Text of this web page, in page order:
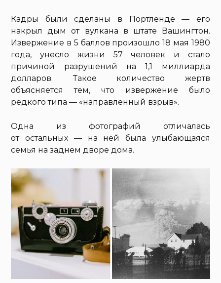
Кадры были сделаны в Портленде — его
накрыл дым от вулкана в штате Вашингтон.
Извержение в 5 баллов произошло 18 мая 1980
года, унесло жизни 57 человек и стало
причиной разрушений на 1,1 миллиарда
долларов. Такое количество жертв
объясняется тем, что извержение было
редкого типа — «направленный взрыв».
Одна из фотографий отличалась
от остальных — на ней была улыбающаяся
семья на заднем дворе дома.